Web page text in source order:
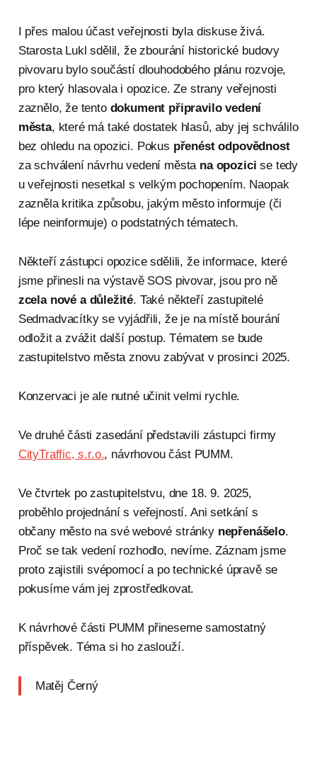
I přes malou účast veřejnosti byla diskuse živá.
Starosta Lukl sdělil, že zbourání historické budovy
pivovaru bylo součástí dlouhodobého plánu rozvoje,
pro který hlasovala i opozice. Ze strany veřejnosti
zaznělo, že tento dokument připravilo vedení
města, které má také dostatek hlasů, aby jej schválilo
bez ohledu na opozici. Pokus přenést odpovědnost
za schválení návrhu vedení města na opozici se tedy
u veřejnosti nesetkal s velkým pochopením. Naopak
zazněla kritika způsobu, jakým město informuje (či
lépe neinformuje) o podstatných tématech.
Někteří zástupci opozice sdělili, že informace, které
jsme přinesli na výstavě SOS pivovar, jsou pro ně
zcela nové a důležité. Také někteří zastupitelé
Sedmadvacítky se vyjádřili, že je na místě bourání
odložit a zvážit další postup. Tématem se bude
zastupitelstvo města znovu zabývat v prosinci 2025.
Konzervaci je ale nutné učinit velmi rychle.
Ve druhé části zasedání představili zástupci firmy
CityTraffic, s.r.o., návrhovou část PUMM.
Ve čtvrtek po zastupitelstvu, dne 18. 9. 2025,
proběhlo projednání s veřejností. Ani setkání s
občany město na své webové stránky nepřenášelo.
Proč se tak vedení rozhodlo, nevíme. Záznam jsme
proto zajistili svépomocí a po technické úpravě se
pokusíme vám jej zprostředkovat.
K návrhové části PUMM přineseme samostatný
příspěvek. Téma si ho zaslouží.
Matěj Černý